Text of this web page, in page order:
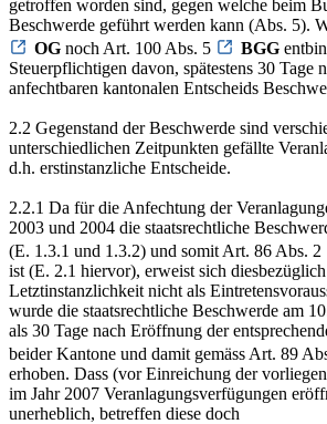
getroffen worden sind, gegen welche beim
Beschwerde geführt werden kann (Abs. 5).
OG noch Art. 100 Abs. 5 BGG
Steuerpflichtigen davon, spätestens 30 Tage
anfechtbaren kantonalen Entscheids
2.2 Gegenstand der Beschwerde sind
unterschiedlichen Zeitpunkten gefällte
d.h. erstinstanzliche Entscheide.
2.2.1 Da für die Anfechtung der
2003 und 2004 die staatsrechtliche
(E. 1.3.1 und 1.3.2) und somit Art. 86 Abs. 2
ist (E. 2.1 hiervor), erweist sich
Letztinstanzlichkeit nicht als
wurde die staatsrechtliche Beschwerde am
als 30 Tage nach Eröffnung der
beider Kantone und damit gemäss Art. 89
erhoben. Dass (vor Einreichung der
im Jahr 2007 Veranlagungsverfügungen
unerheblich, betreffen diese doch